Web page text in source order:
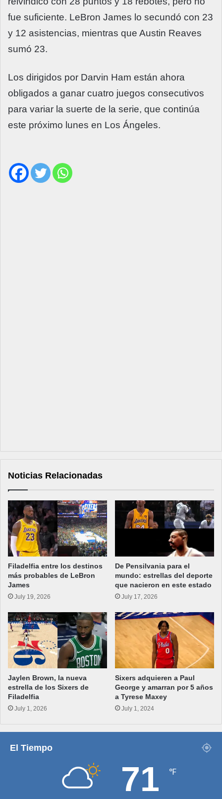
fue suficiente. LeBron James lo secundó con 23
y 12 asistencias, mientras que Austin Reaves
sumó 23.
Los dirigidos por Darvin Ham están ahora
obligados a ganar cuatro juegos consecutivos
para variar la suerte de la serie, que continúa
este próximo lunes en Los Ángeles.
Noticias Relacionadas
Filadelfia entre los destinos
más probables de LeBron
James
July 19, 2026
De Pensilvania para el
mundo: estrellas del deporte
que nacieron en este estado
July 17, 2026
Jaylen Brown, la nueva
estrella de los Sixers de
Filadelfia
July 1, 2026
Sixers adquieren a Paul
George y amarran por 5 años
a Tyrese Maxey
July 1, 2024
El Tiempo
71 ℉